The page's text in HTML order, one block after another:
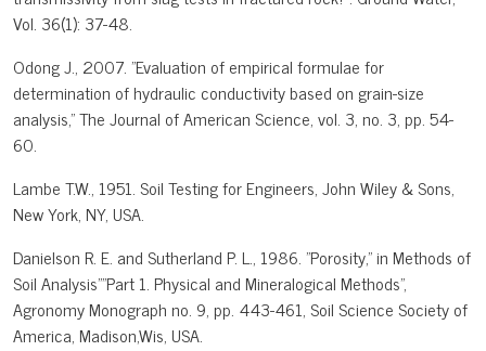
Vol. 36(1): 37-48.
Odong J., 2007. "Evaluation of empirical formulae for
determination of hydraulic conductivity based on grain-size
analysis," The Journal of American Science, vol. 3, no. 3, pp. 54-
60.
Lambe T.W., 1951. Soil Testing for Engineers, John Wiley & Sons,
New York, NY, USA.
Danielson R. E. and Sutherland P. L., 1986. "Porosity," in Methods of
Soil Analysis"”Part 1. Physical and Mineralogical Methods",
Agronomy Monograph no. 9, pp. 443-461, Soil Science Society of
America, Madison,Wis, USA.